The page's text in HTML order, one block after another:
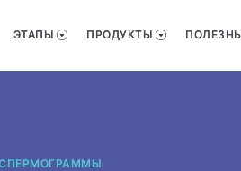
ЭТАПЫ ПРОДУКТЫ